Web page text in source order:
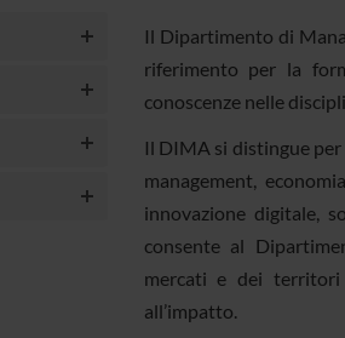
Il Dipartimento di
riferimento per la
conoscenze nelle
Il DIMA si distingue
management,
innovazione digitale,
consente al
mercati e dei
all’impatto.